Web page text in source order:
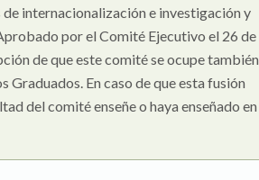
internacionalización e investigación y
por el Comité Ejecutivo el 26 de
de que este comité se ocupe también
En caso de que esta fusión
del comité enseñe o haya enseñado en